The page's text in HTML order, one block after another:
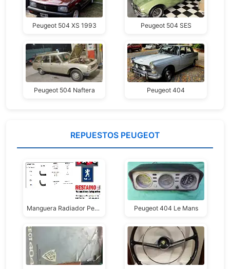
Peugeot 504 XS 1993 Peugeot 504 SES
Peugeot 504 Naftera Peugeot 404
REPUESTOS PEUGEOT
Manguera Radiador Peugeot 505 Peugeot 404 Le Mans